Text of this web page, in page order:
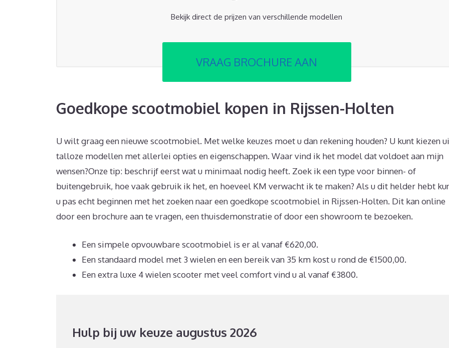
Bekijk direct de prijzen van verschillende modellen
VRAAG BROCHURE AAN
Goedkope scootmobiel kopen in Rijssen-Holten
U wilt graag een nieuwe scootmobiel. Met welke keuzes moet u dan rekening houden? U kunt kiezen
talloze modellen met allerlei opties en eigenschappen. Waar vind ik het model dat voldoet aan mijn
wensen?Onze tip: beschrijf eerst wat u minimaal nodig heeft. Zoek ik een type voor binnen- of
buitengebruik, hoe vaak gebruik ik het, en hoeveel KM verwacht ik te maken? Als u dit helder hebt
u pas echt beginnen met het zoeken naar een goedkope scootmobiel in Rijssen-Holten. Dit kan online
door een brochure aan te vragen, een thuisdemonstratie of door een showroom te bezoeken.
Een simpele opvouwbare scootmobiel is er al vanaf €620,00.
Een standaard model met 3 wielen en een bereik van 35 km kost u rond de €1500,00.
Een extra luxe 4 wielen scooter met veel comfort vind u al vanaf €3800.
Hulp bij uw keuze augustus 2026